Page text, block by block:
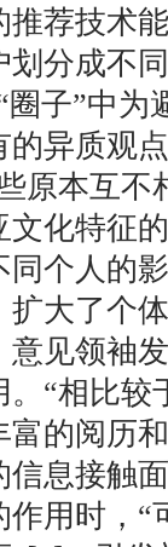
荐技术
分成不
子”中为
异质观
原本互不
化特征
个人的
大了个
见领袖
“相比较
的阅历
息接触
用时，“